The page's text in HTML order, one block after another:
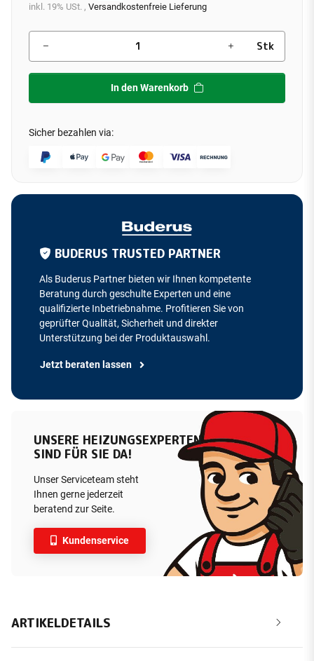
inkl. 19% USt. , Versandkostenfreie Lieferung
Stk
In den Warenkorb
Sicher bezahlen via:
BUDERUS TRUSTED PARTNER
Als Buderus Partner bieten wir Ihnen kompetente
Beratung durch geschulte Experten und eine
qualifizierte Inbetriebnahme. Profitieren Sie von
geprüfter Qualität, Sicherheit und direkter
Unterstützung bei der Produktauswahl.
Jetzt beraten lassen
UNSERE HEIZUNGSEXPERTEN
SIND FÜR SIE DA!
Unser Serviceteam steht
Ihnen gerne jederzeit
beratend zur Seite.
Kundenservice
ARTIKELDETAILS